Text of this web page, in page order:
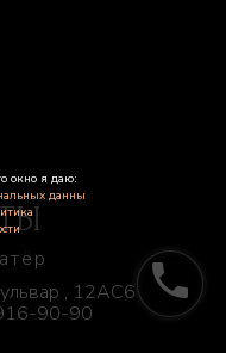
phone
, 12АС6
90-90
окно я даю:
данны